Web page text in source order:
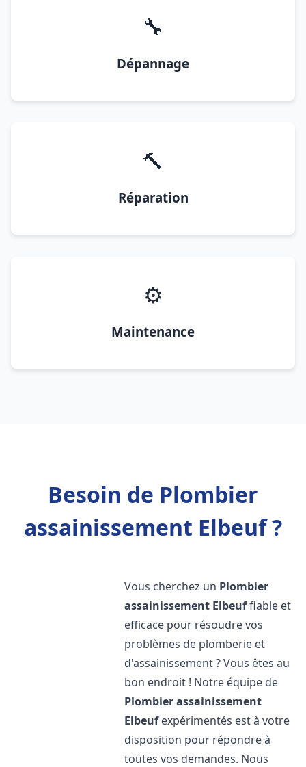
🔧
Dépannage
🔨
Réparation
⚙️
Maintenance
Besoin de Plombier
assainissement Elbeuf ?
Vous cherchez un Plombier
assainissement Elbeuffiable et
efficace pour résoudre vos
problèmes de plomberie et
d'assainissement ? Vous êtes au
bon endroit ! Notre équipe de
Plombier assainissement
Elbeufexpérimentés est à votre
disposition pour répondre à
toutes vos demandes. Nous